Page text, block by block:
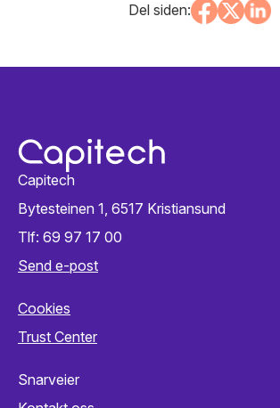
Del siden:
Capitech
Bytesteinen 1, 6517 Kristiansund
Tlf: 69 97 17 00
Send e-post
Cookies
Trust Center
Snarveier